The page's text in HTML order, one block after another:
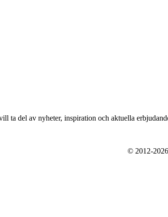
ta del av nyheter, inspiration och aktuella
© 2012-2026